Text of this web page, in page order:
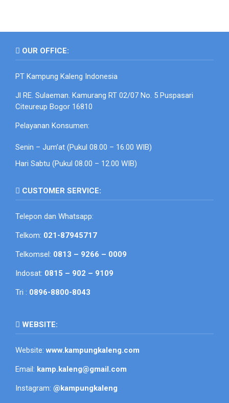
OUR OFFICE:
PT Kampung Kaleng Indonesia
Jl RE. Sulaeman. Kamurang RT 02/07 No. 5 Puspasari
Citeureup Bogor 16810
Pelayanan Konsumen:
Senin – Jum’at (Pukul 08.00 – 16.00 WIB)
Hari Sabtu (Pukul 08.00 – 12.00 WIB)
CUSTOMER SERVICE:
Telepon dan Whatsapp:
Telkom: 021-87945717
Telkomsel: 0813 – 9266 – 0009
Indosat: 0815 – 902 – 9109
Tri : 0896-8800-8043
WEBSITE:
Website:www.kampungkaleng.com
Email: kamp.kaleng@gmail.com
Instagram: @kampungkaleng